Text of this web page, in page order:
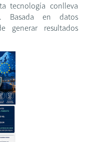
tecnología conlleva
Basada en datos
generar resultados